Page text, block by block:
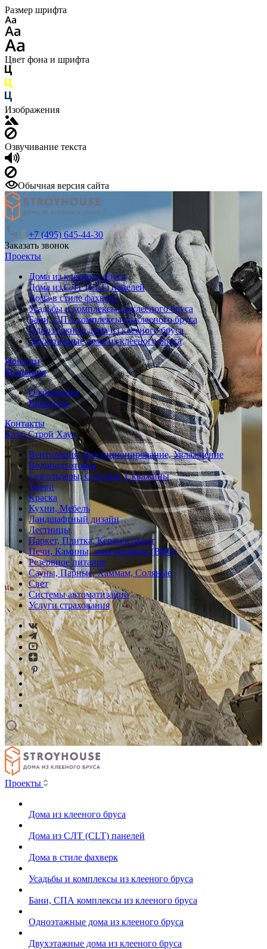
Размер шрифта
Цвет фона и шрифта
Изображения
Озвучивание текста
Обычная версия сайта
+7 (495) 645-44-30
Заказать звонок
Проекты
Дома из клееного бруса
Дома из СЛТ (CLT) панелей
Дома в стиле фахверк
Усадьбы и комплексы из клееного бруса
Бани, СПА комплексы из клееного бруса
Одноэтажные дома из клееного бруса
Двухэтажные дома из клееного бруса
Новости
Компания
О компании
Вакансии
Контакты
Клуб Строй Хауз
Вентиляция, Кондиционирование, Увлажнение
Водоподготовка
Газгольдеры, Септики, Скважины
Двери
Краска
Кухни, Мебель
Ландшафтный дизайн
Лестницы
Паркет, Плитка, Керамогранит
Печи, Камины, зона барбекю (BBQ)
Резервное питание
Сауны, Парные, Хаммам, Соляные
Свет
Системы автоматизации
Услуги страхования
Проекты
Дома из клееного бруса
Дома из СЛТ (CLT) панелей
Дома в стиле фахверк
Усадьбы и комплексы из клееного бруса
Бани, СПА комплексы из клееного бруса
Одноэтажные дома из клееного бруса
Двухэтажные дома из клееного бруса